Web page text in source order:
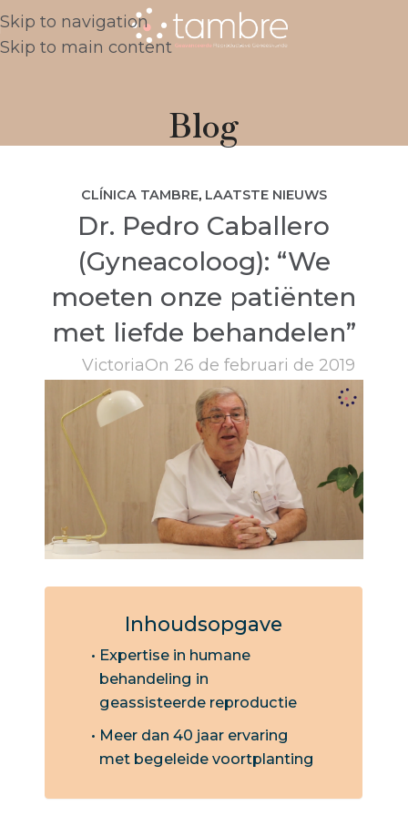
Skip to navigation
Skip to main content
Blog
CLÍNICA TAMBRE, LAATSTE NIEUWS
Dr. Pedro Caballero
(Gyneacoloog): “We
moeten onze patiënten
met liefde behandelen”
VictoriaOn 26 de februari de 2019
Inhoudsopgave
Expertise in humane
behandeling in
geassisteerde reproductie
Meer dan 40 jaar ervaring
met begeleide voortplanting